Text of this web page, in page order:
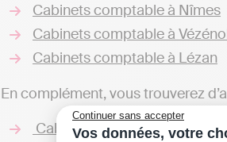
Continuer sans accepter
Vos données, votre
Cabinets comptable à Nîmes
Cabinets comptable à
Cabinets comptable à Lézan
En complément, vous trouverez
Cabinets comptable dans le